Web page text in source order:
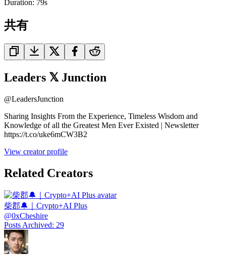
Duration: 79s
共有
Leaders 𝕏 Junction
@LeadersJunction
Sharing Insights From the Experience, Timeless Wisdom and
Knowledge of all the Greatest Men Ever Existed | Newsletter
https://t.co/uke6mCW3B2
View creator profile
Related Creators
柴郡🔔｜Crypto+AI Plus
@0xCheshire
Posts Archived: 29